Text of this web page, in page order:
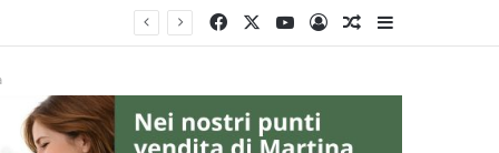
FacebookYou TubeAccediUn articolo a